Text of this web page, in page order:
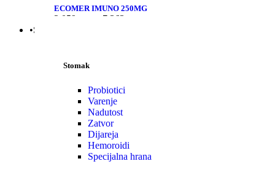
ECOMER IMUNO 250MG
2.059 7.363
•Stomak | Bol | Cirkulacija
Stomak
Probiotici
Varenje
Nadutost
Zatvor
Dijareja
Hemoroidi
Specijalna hrana